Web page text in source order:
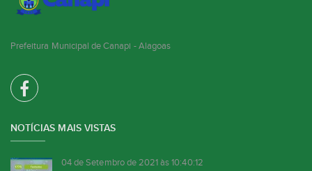
Prefeitura Municipal de Canapi - Alagoas
NOTÍCIAS MAIS VISTAS
04 de Setembro de 2021 às 10:40:12